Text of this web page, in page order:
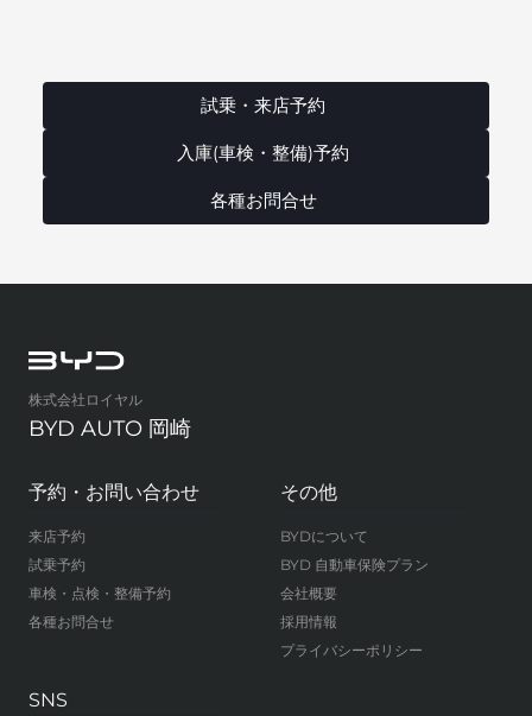
試乗・来店予約
入庫(車検・整備)予約
各種お問合せ
株式会社ロイヤル
BYD AUTO 岡崎
予約・お問い合わせ
来店予約
試乗予約
車検・点検・整備予約
各種お問合せ
その他
BYDについて
BYD 自動車保険プラン
会社概要
採用情報
プライバシーポリシー
SNS